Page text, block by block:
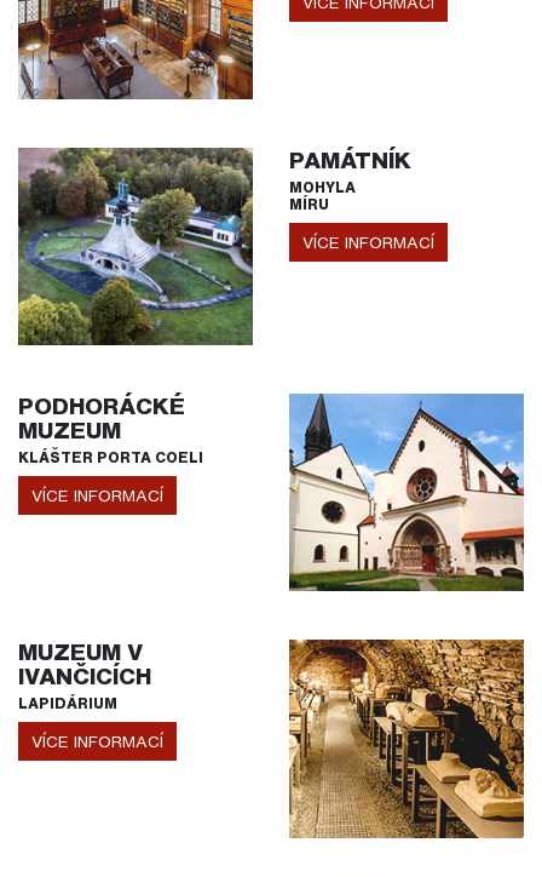
PAMÁTNÍK
MOHYLA
MÍRU
VÍCE INFORMACÍ
PODHORÁCKÉ
MUZEUM
KLÁŠTER PORTA COELI
VÍCE INFORMACÍ
MUZEUM V
IVANČICÍCH
LAPIDÁRIUM
VÍCE INFORMACÍ